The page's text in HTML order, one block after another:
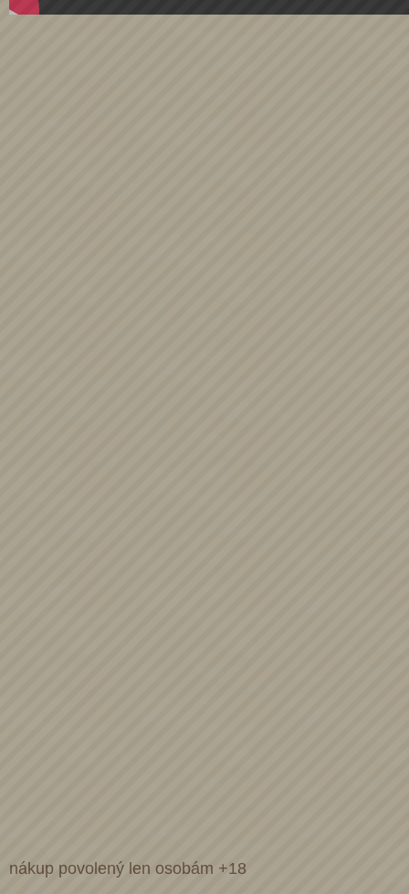
nákup povolený len osobám +18